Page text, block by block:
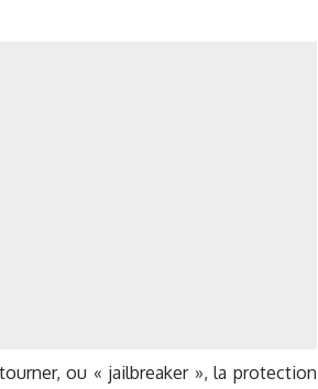
ou « jailbreaker », la protection